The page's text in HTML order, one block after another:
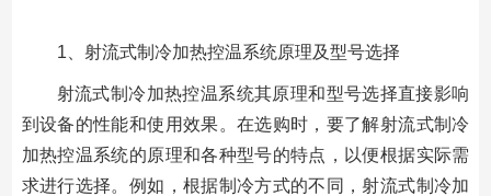
1、射流式制冷加热控温系统原理及型号选择
射流式制冷加热控温系统其原理和型号选择直接影响
到设备的性能和使用效果。在选购时，要了解射流式制冷
加热控温系统的原理和各种型号的特点，以便根据实际需
求进行选择。例如，根据制冷方式的不同，射流式制冷加